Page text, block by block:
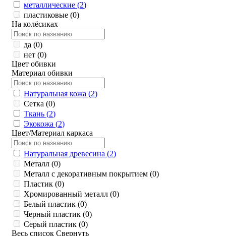
металлические (2)
пластиковые (0)
На колёсиках
да (0)
нет (0)
Цвет обивки
Материал обивки
Натуральная кожа (2)
Сетка (0)
Ткань (2)
Экокожа (2)
Цвет/Материал каркаса
Натуральная древесина (2)
Металл (0)
Металл с декоративным покрытием (0)
Пластик (0)
Хромированный металл (0)
Белый пластик (0)
Черный пластик (0)
Серый пластик (0)
Весь список Свернуть